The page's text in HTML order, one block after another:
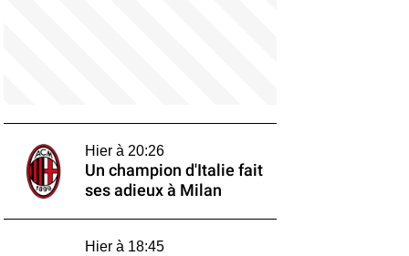
Hier à 20:26
Un champion d'Italie fait
ses adieux à Milan
Hier à 18:45